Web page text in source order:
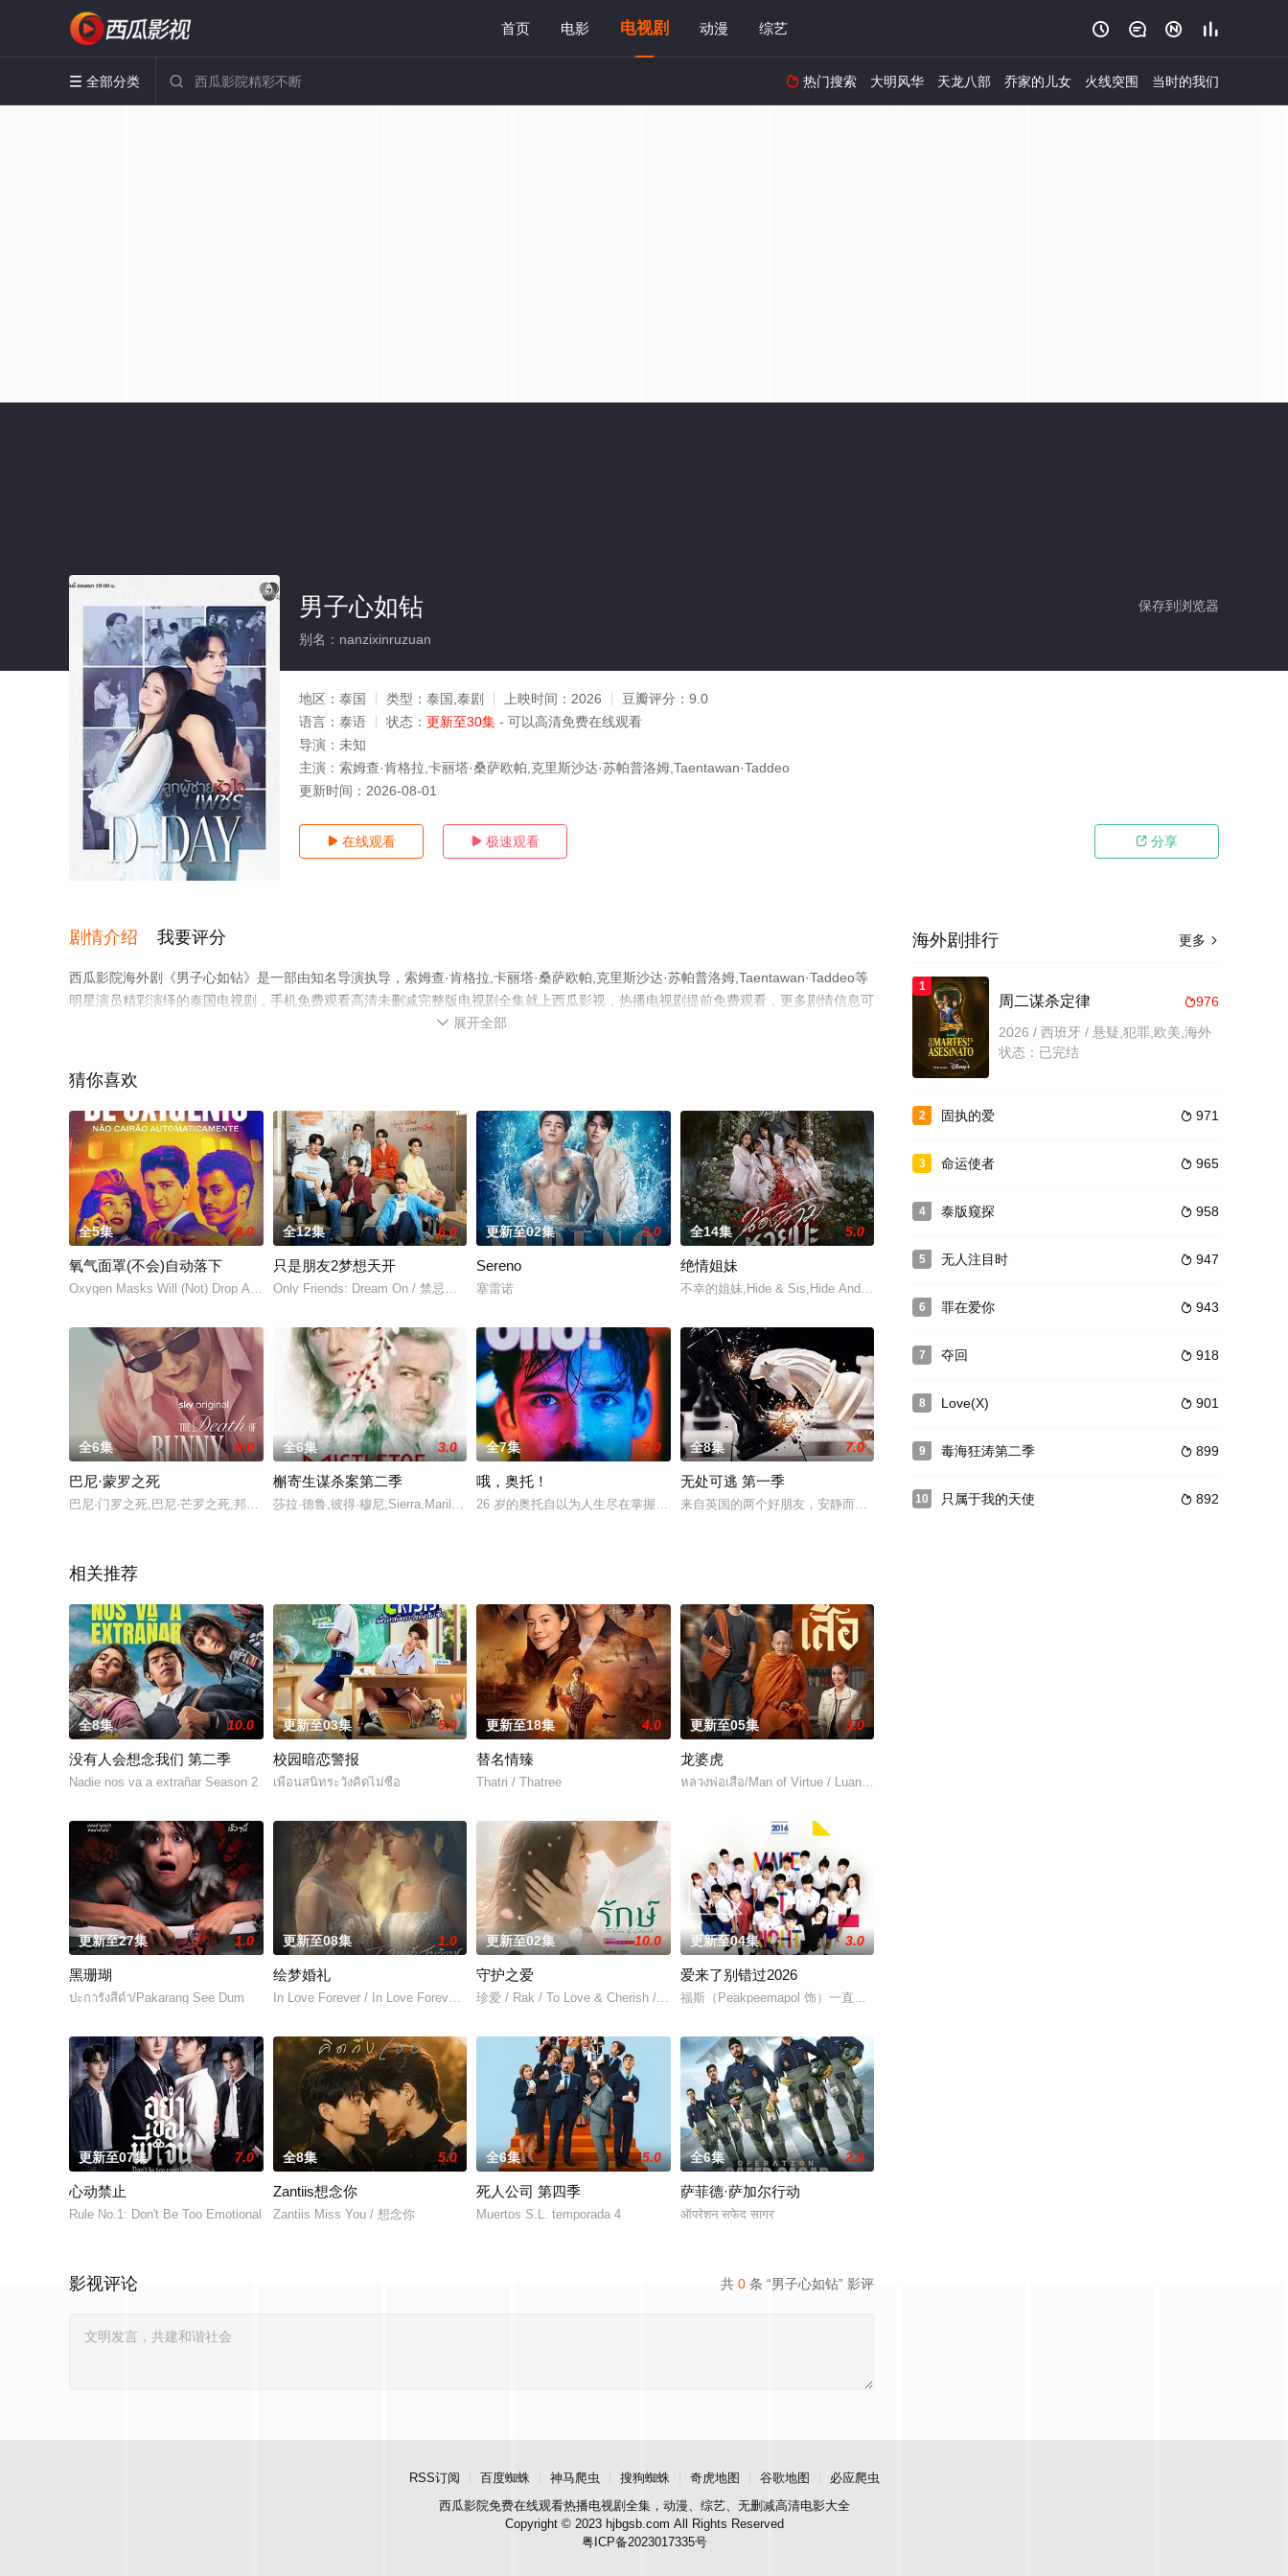
首页 电影 电视剧 动漫 综艺    
 全部分类   热门搜索 大明风华 天龙八部 乔家的儿女 火线突围 当时的我们
更新至30集
保存到浏览器
男子心如钻
别名：nanzixinruzuan
地区： 泰国 类型： 泰国,泰剧 上映时间： 2026 豆瓣评分： 9.0
语言： 泰语 状态： 更新至30集 - 可以高清免费在线观看
导演： 未知
主演： 索姆查·肯格拉,卡丽塔·桑萨欧帕,克里斯沙达·苏帕普洛姆,Taentawan·Taddeo
更新时间： 2026-08-01
 在线观看  极速观看  分享
剧情介绍 我要评分
西瓜影院海外剧《男子心如钻》是一部由知名导演执导，索姆查·肯格拉,卡丽塔·桑萨欧帕,克里斯沙达·苏帕普洛姆,Taentawan·Taddeo等
明星演员精彩演绎的泰国电视剧，手机免费观看高清未删减完整版电视剧全集就上西瓜影视，热播电视剧提前免费观看，更多剧情信息可
 展开全部
猜你喜欢
全5集 8.0
氧气面罩(不会)自动落下
Oxygen Masks Will (Not) Drop Automatically
全12集 6.0
只是朋友2梦想天开
Only Friends: Dream On / 禁忌挚友2痴心妄想 / 唯一的朋友：做梦去吧 / Only Friends Season 2
更新至02集 3.0
Sereno
塞雷诺
全14集 5.0
绝情姐妹
不幸的姐妹,Hide & Sis,Hide And Sis,隐藏的姐妹,绝情姐妹花,灾祸姐妹
全6集 9.0
巴尼·蒙罗之死
巴尼·门罗之死,巴尼·芒罗之死,邦尼·马诺之死,Death of a Ladies' Man,Death of Bunny Munro
全6集 3.0
槲寄生谋杀案第二季
莎拉·德鲁,彼得·穆尼,Sierra,Marilyn,Riley
全7集 7.0
哦，奥托！
26 岁的奥托自以为人生尽在掌握。当初恋男友鲍里斯突然分手，挚友伦特又离开了他们心爱的布鲁塞尔城，他陷入前所未有的迷茫。于是他用露
全8集 7.0
无处可逃 第一季
来自英国的两个好朋友，安静而精于算计的拉娜和大胆的派对女孩凯蒂，逃离了他们以前的生活，买了去东
相关推荐
全8集 10.0
没有人会想念我们 第二季
Nadie nos va a extrañar Season 2
更新至03集 5.0
校园暗恋警报
เพื่อนสนิทระวังคิดไม่ซื่อ
更新至18集 4.0
替名情臻
Thatri / Thatree
更新至05集 3.0
龙婆虎
หลวงพ่อเสือ/Man of Virtue / Luang Pho Suea
更新至27集 1.0
黑珊瑚
ปะการังสีดำ/Pakarang See Dum
更新至08集 1.0
绘梦婚礼
In Love Forever / In Love Forever The Series
更新至02集 10.0
守护之爱
珍爱 / Rak / To Love & Cherish / 恪守
更新至04集 3.0
爱来了别错过2026
福斯（Peakpeemapol 饰）一直以为自己和女友阿金之间的感情十分亲密，对其深深信赖，哪知道某一日竟然
更新至07集 7.0
心动禁止
Rule No.1: Don't Be Too Emotional
全8集 5.0
Zantiis想念你
Zantiis Miss You / 想念你
全6集 5.0
死人公司 第四季
Muertos S.L. temporada 4
全6集 2.0
萨菲德·萨加尔行动
ऑपरेशन सफेद सागर
共 0 条 “男子心如钻” 影评
影视评论
更多 
海外剧排行
1
976
周二谋杀定律
2026 / 西班牙 / 悬疑,犯罪,欧美,海外
状态：已完结
2  971
固执的爱
3  965
命运使者
4  958
泰版窥探
5  947
无人注目时
6  943
罪在爱你
7  918
夺回
8  901
Love(X)
9  899
毒海狂涛第二季
10  892
只属于我的天使
RSS订阅 百度蜘蛛 神马爬虫 搜狗蜘蛛 奇虎地图 谷歌地图
必应爬虫
西瓜影院免费在线观看热播电视剧全集，动漫、综艺、无删减高清电影大全
Copyright © 2023 hjbgsb.com All Rights Reserved
粤ICP备2023017335号